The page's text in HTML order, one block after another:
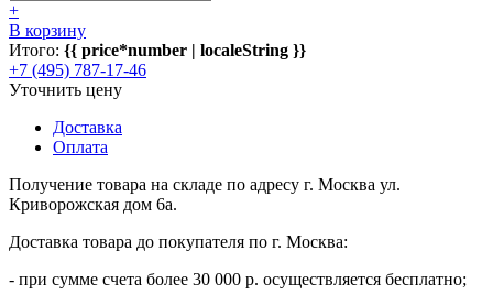
+
В корзину
Итого: {{ price*number | localeString }}
+7 (495) 787-17-46
Уточнить цену
Доставка
Оплата
Получение товара на складе по адресу г. Москва ул.
Криворожская дом 6а.
Доставка товара до покупателя по г. Москва:
- при сумме счета более 30 000 р. осуществляется бесплатно;